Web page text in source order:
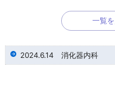
一覧
2024.6.14 消化器内科